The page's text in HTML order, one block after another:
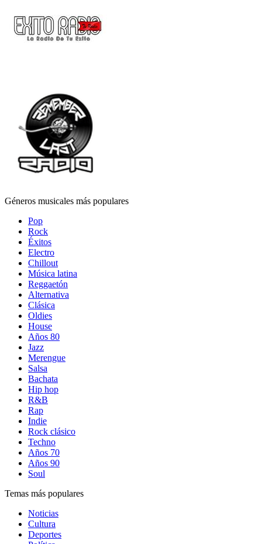
Géneros musicales más populares
Pop
Rock
Éxitos
Electro
Chillout
Música latina
Reggaetón
Alternativa
Clásica
Oldies
House
Años 80
Jazz
Merengue
Salsa
Bachata
Hip hop
R&B
Rap
Indie
Rock clásico
Techno
Años 70
Años 90
Soul
Temas más populares
Noticias
Cultura
Deportes